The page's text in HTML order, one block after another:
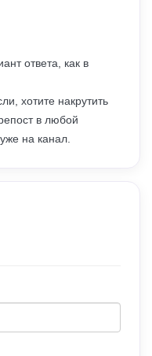
ответа, как в
хотите накрутить
в любой
на канал.